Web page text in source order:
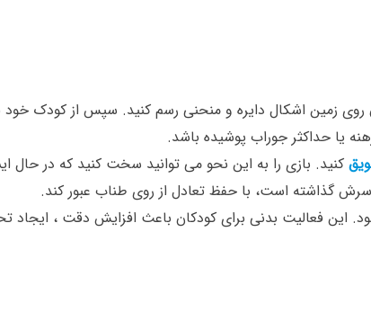
روی زمین اشکال دایره و منحنی رسم کنید. سپس از کودک
یا حداکثر جوراب پوشیده باشد.
کنید. بازی را به این نحو می توانید سخت کنید که در حال
گذاشته است، با حفظ تعادل از روی طناب عبور کند.
این فعالیت بدنی برای کودکان باعث افزایش دقت ،